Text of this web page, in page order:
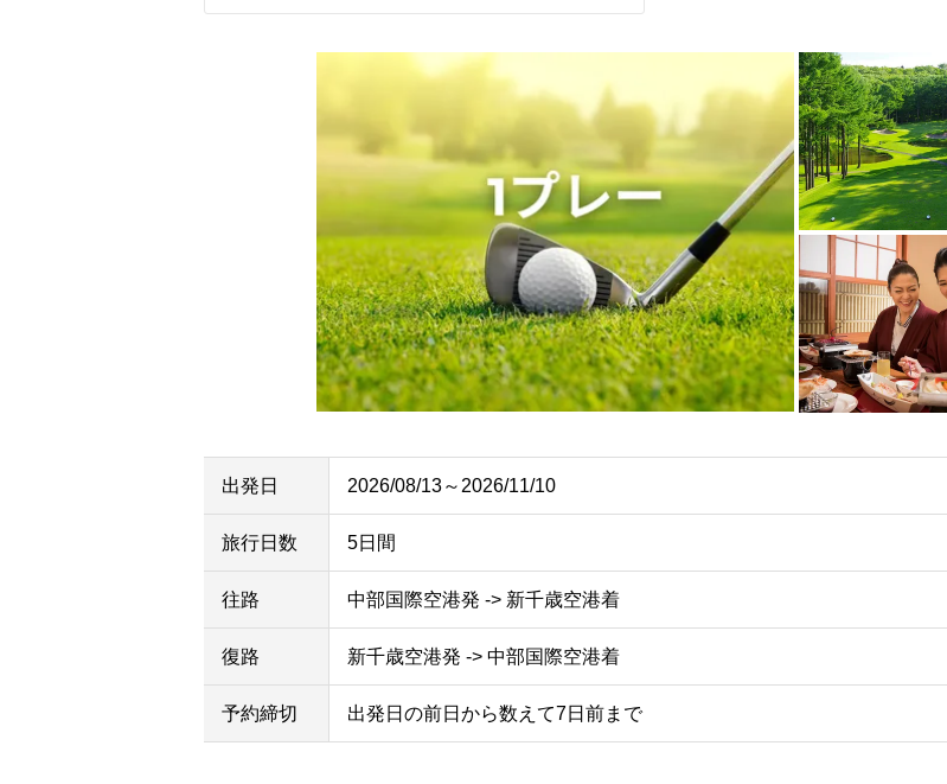
出発日 2026/08/13～2026/11/10
旅行日数 5日間
往路 中部国際空港発 -> 新千歳空港着
復路 新千歳空港発 -> 中部国際空港着
予約締切 出発日の前日から数えて7日前まで